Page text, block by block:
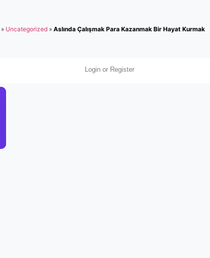
» Uncategorized » Aslında Çalışmak Para Kazanmak Bir Hayat Kurmak
Login or Register